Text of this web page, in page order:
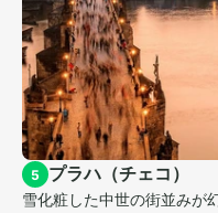
5 プラハ（チェコ）
雪化粧した中世の街並みが